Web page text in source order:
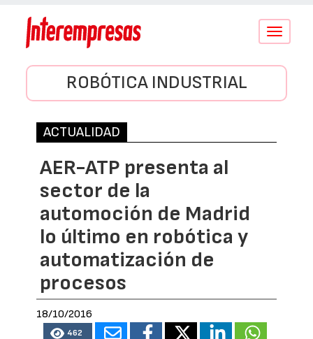
Conmutar
ROBÓTICA INDUSTRIAL
ACTUALIDAD
AER-ATP presenta al
sector de la
automoción de Madrid
lo último en robótica y
automatización de
procesos
18/10/2016
462